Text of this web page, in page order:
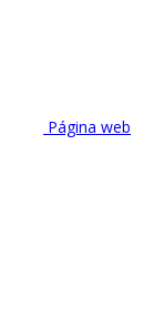
Página web